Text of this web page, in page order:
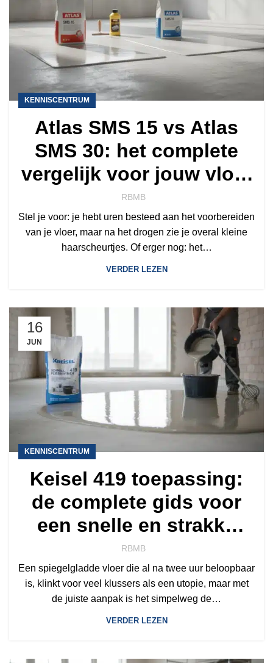
KENNISCENTRUM
Atlas SMS 15 vs Atlas
SMS 30: het complete
vergelijk voor jouw vloer
in 2026
RBMB
Stel je voor: je hebt uren besteed aan het voorbereiden
van je vloer, maar na het drogen zie je overal kleine
haarscheurtjes. Of erger nog: het…
VERDER LEZEN
16
JUN
KENNISCENTRUM
Keisel 419 toepassing:
de complete gids voor
een snelle en strakke
vloer
RBMB
Een spiegelgladde vloer die al na twee uur beloopbaar
is, klinkt voor veel klussers als een utopie, maar met
de juiste aanpak is het simpelweg de…
VERDER LEZEN